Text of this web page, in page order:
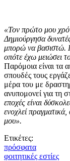
«Τον πρώτο μου
Δημιούργησα
μπορώ να βασιστώ.
οπότε έχω μειώσει
Παρόμοια είναι τα
σπουδές τους
μέρα του με
ανυπομονεί για τη
εποχές είναι
ενοχλεί
μου».
Ετικέτες:
πρόσφατα
φοιτητικές εστίες